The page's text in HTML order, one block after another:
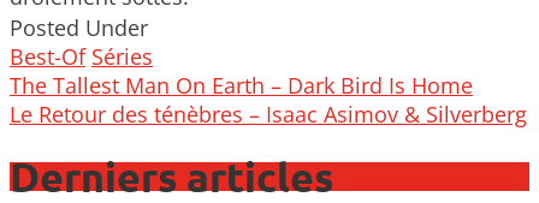
Posted Under
Best-Of Séries
Post
navigation
The Tallest Man On Earth – Dark Bird Is Home
Le Retour des ténèbres – Isaac Asimov & Silverberg
Derniers articles